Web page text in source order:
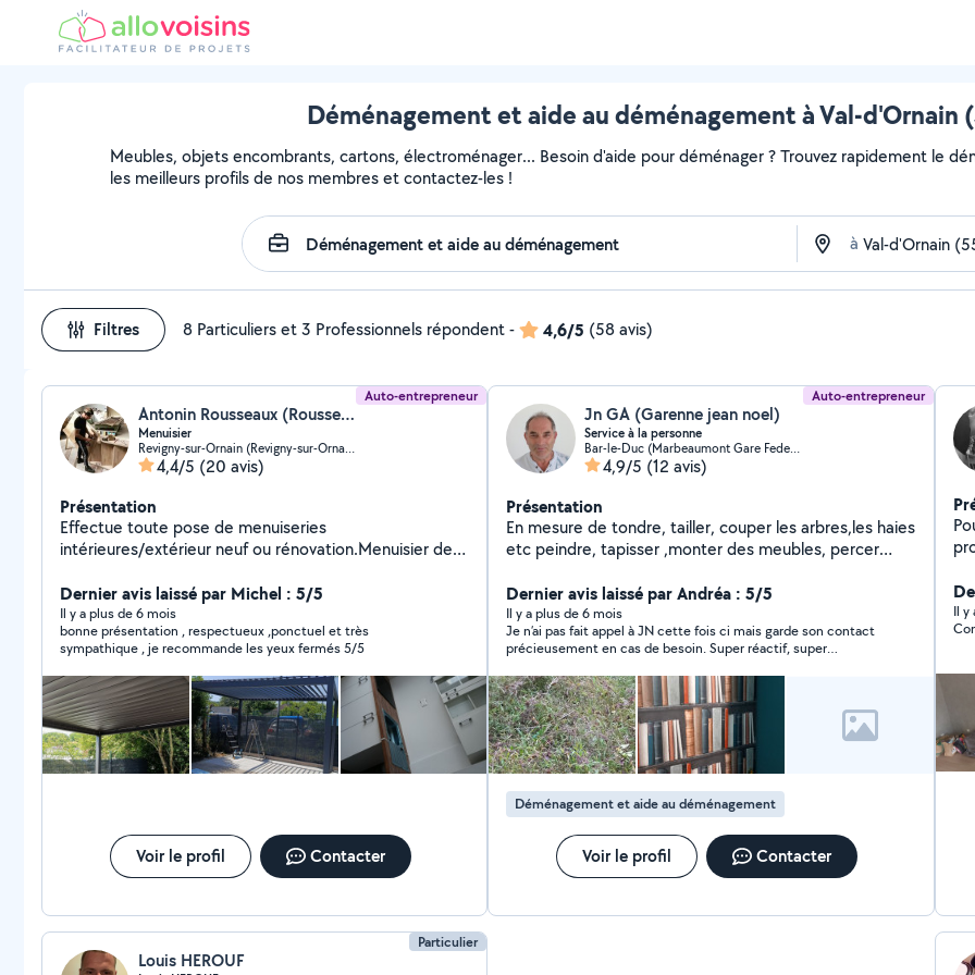
Déménagement et aide au déménagement à Val-d'Ornain
Meubles, objets encombrants, cartons, électroménager... Besoin d'aide pour déménager ? Trouvez rapidement le
les meilleurs profils de nos membres et contactez-les !
à
Filtres 8 Particuliers et 3 Professionnels répondent- 4,6/5 (58 avis)
Auto-entrepreneur
Antonin Rousseaux (Rousseaux Menuiserie)
Menuisier
Revigny-sur-Ornain (Revigny-sur-Ornain)
4,4/5 (20 avis)
Présentation
Effectue toute pose de menuiseries
intérieures/extérieur neuf ou rénovation.Menuisier de
J'effectue aussi des déménagements Facebook :
Rousseaux Menuiserie
Dernier avis laissé par Michel : 5/5
Il y a plus de 6 mois
bonne présentation , respectueux ,ponctuel et très
sympathique , je recommande les yeux fermés 5/5
Voir le profil Contacter
Auto-entrepreneur
Jn GA (Garenne jean noel)
Service à la personne
Bar-le-Duc (Marbeaumont Gare Federation)
4,9/5 (12 avis)
Présentation
En mesure de tondre, tailler, couper les arbres,les haies
etc peindre, tapisser ,monter des meubles, percer
Moquette, Parquet, lino, Poser des luminaires Petite
plomberie
Dernier avis laissé par Andréa : 5/5
Il y a plus de 6 mois
Je n’ai pas fait appel à JN cette fois ci mais garde son contact
précieusement en cas de besoin. Super réactif, super
Déménagement et aide au déménagement
Voir le profil Contacter
le
me
et
Il y
Particulier
Louis HEROUF